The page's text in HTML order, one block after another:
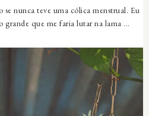
se nunca teve uma cólica menstrual. Eu
grande que me faria lutar na lama ...